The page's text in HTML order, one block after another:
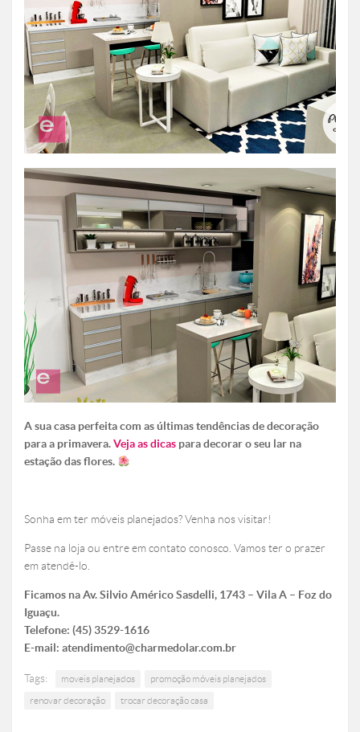
A sua casa perfeita com as últimas tendências de decoração
para a primavera.Veja as dicas para decorar o seu lar na
estação das flores.
Sonha em ter móveis planejados? Venha nos visitar!
Passe na loja ou entre em contato conosco. Vamos ter o prazer
em atendê-lo.
Ficamos na Av. Silvio Américo Sasdelli, 1743 – Vila A – Foz do
Iguaçu.
Telefone: (45) 3529-1616
E-mail: atendimento@charmedolar.com.br
Tags: moveis planejados promoção móveis planejados
renovar decoração trocar decoração casa